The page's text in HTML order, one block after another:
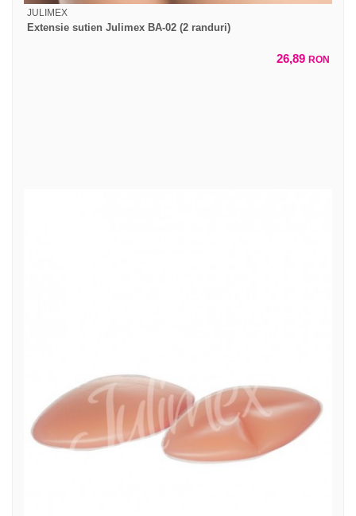
JULIMEX
Extensie sutien Julimex BA-02 (2 randuri)
26,89 RON